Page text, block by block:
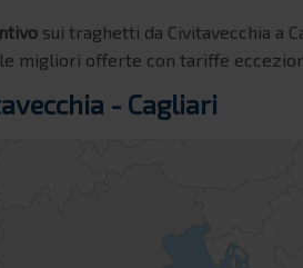
sui traghetti da Civitavecchia a
migliori offerte con tariffe
- Cagliari